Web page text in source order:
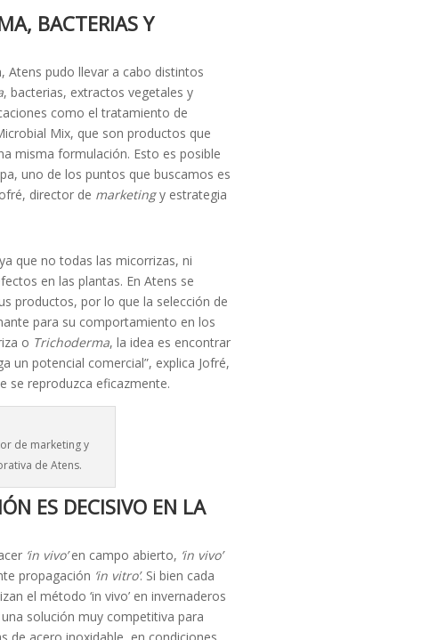
BACTERIAS Y
Atens pudo llevar a cabo distintos
, bacterias, extractos vegetales y
como el tratamiento de
Mix, que son productos que
misma formulación. Esto es posible
uno de los puntos que buscamos es
director de marketingy estrategia
que no todas las micorrizas, ni
en las plantas. En Atens se
productos, por lo que la selección de
para su comportamiento en los
o Trichoderma, la idea es encontrar
un potencial comercial”, explica Jofré,
se reproduzca eficazmente.
de marketing y
de Atens.
ES DECISIVO EN LA
‘in vivo’en campo abierto, ‘in vivo’
propagación ‘in vitro’. Si bien cada
el método ‘in vivo’ en invernaderos
solución muy competitiva para
de acero inoxidable, en condiciones